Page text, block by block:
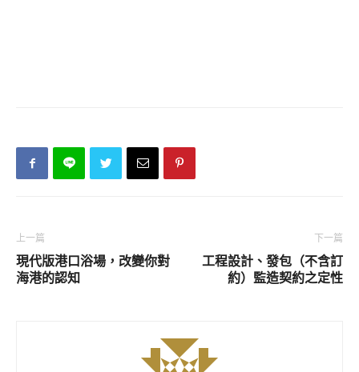
上一篇
現代版港口浴場，改變你對
海港的認知
下一篇
工程設計、發包（不含訂
約）監造契約之定性